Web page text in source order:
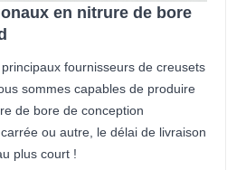
en nitrure de bore
fournisseurs de creusets
sommes capables de produire
de bore de conception
ou autre, le délai de livraison
plus court !